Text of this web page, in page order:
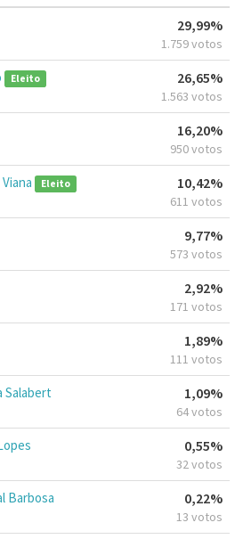
29,99%
1.759 votos
Eleito 26,65%
1.563 votos
16,20%
950 votos
Eleito 10,42%
611 votos
9,77%
573 votos
2,92%
171 votos
1,89%
111 votos
Salabert 1,09%
64 votos
0,55%
32 votos
Barbosa 0,22%
13 votos